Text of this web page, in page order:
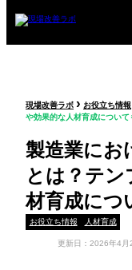
現場改善ラボ › お役立ち情報
や効果的な人材育成について
製造業にお
とは？テン
材育成につ
お役立ち情報 人材育成
更新日：2026年4月